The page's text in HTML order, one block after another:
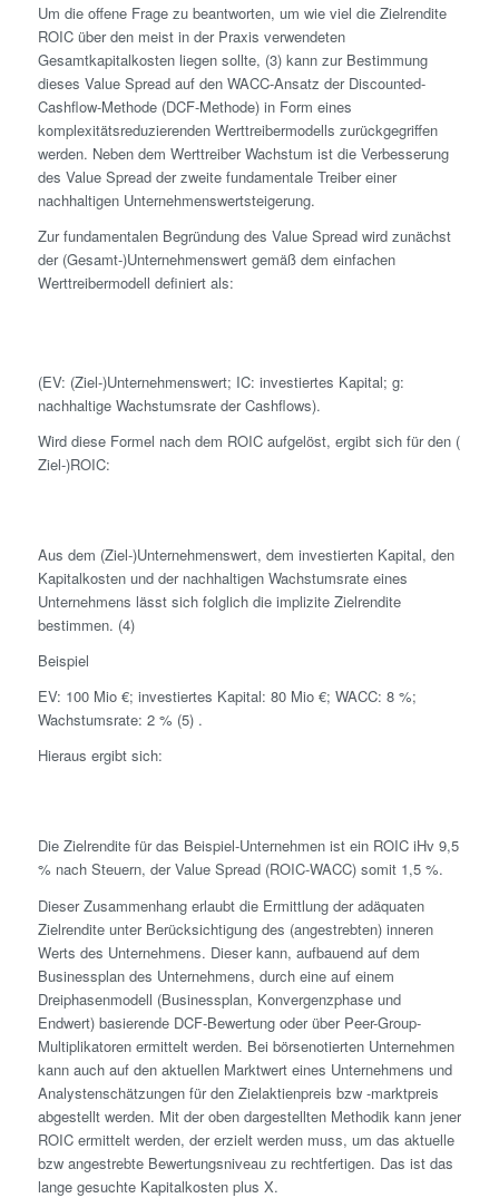
Um die offene Frage zu beantworten, um wie viel die Zielrendite
ROIC über den meist in der Praxis verwendeten
Gesamtkapitalkosten liegen sollte, (3) kann zur Bestimmung
dieses Value Spread auf den WACC-Ansatz der Discounted-
Cashflow-Methode (DCF-Methode) in Form eines
komplexitätsreduzierenden Werttreibermodells zurückgegriffen
werden. Neben dem Werttreiber Wachstum ist die Verbesserung
des Value Spread der zweite fundamentale Treiber einer
nachhaltigen Unternehmenswertsteigerung.
Zur fundamentalen Begründung des Value Spread wird zunächst
der (Gesamt-)Unternehmenswert gemäß dem einfachen
Werttreibermodell definiert als:
(EV: (Ziel-)Unternehmens­wert; IC: investiertes Kapital; g:
nachhaltige Wachstumsrate der Cashflows).
Wird diese Formel nach dem ROIC aufgelöst, ergibt sich für den (
Ziel-)ROIC:
Aus dem (Ziel-)Unternehmens­wert, dem investierten Kapital, den
Kapital­kosten und der nachhaltigen Wachstumsrate eines
Unternehmens lässt sich folglich die implizite Zielrendite
bestimmen. (4)
Beispiel
EV: 100 Mio €; investiertes Kapital: 80 Mio €; WACC: 8 %;
Wachstumsrate: 2 % (5) .
Hieraus ergibt sich:
Die Zielrendite für das Beispiel-Unternehmen ist ein ROIC iHv 9,5
% nach Steuern, der Value Spread (ROIC-WACC) somit 1,5 %.
Dieser Zusammenhang erlaubt die Ermittlung der adäquaten
Zielrendite unter Berücksichtigung des (angestrebten) inneren
Werts des Unternehmens. Dieser kann, aufbauend auf dem
Businessplan des Unternehmens, durch eine auf einem
Dreiphasenmodell (Businessplan, Konvergenzphase und
Endwert) basierende DCF-Bewertung oder über Peer-Group-
Multiplikatoren ermittelt werden. Bei börsenotierten Unternehmen
kann auch auf den aktuellen Markt­wert eines Unternehmens und
Analystenschätzungen für den Zielaktienpreis bzw -marktpreis
abgestellt werden. Mit der oben dargestellten Methodik kann jener
ROIC ermittelt werden, der erzielt werden muss, um das aktuelle
bzw angestrebte Bewertungsniveau zu rechtfertigen. Das ist das
lange gesuchte Kapital­kosten plus X.